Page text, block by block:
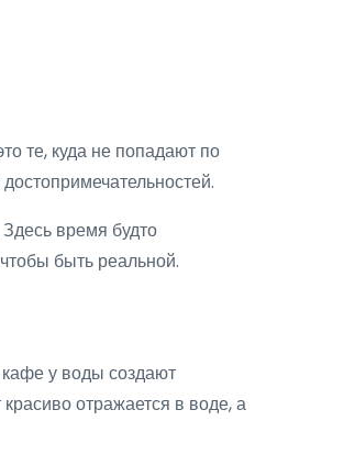
те, куда не попадают по
время будто
быть реальной.
у воды создают
отражается в воде, а